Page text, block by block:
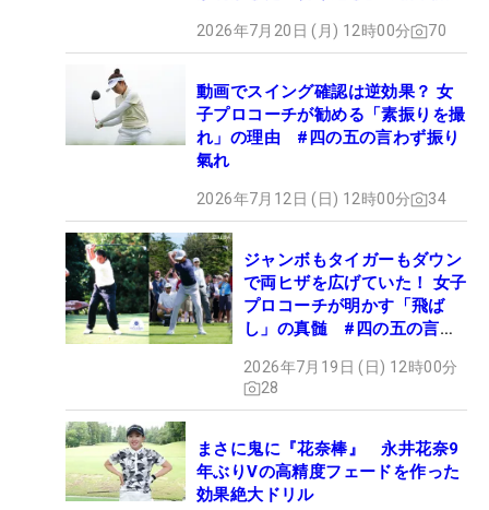
2026年7月20日 (月) 12時00分 70
動画でスイング確認は逆効果？ 女
子プロコーチが勧める「素振りを撮
れ」の理由 #四の五の言わず振り
氣れ
2026年7月12日 (日) 12時00分 34
ジャンボもタイガーもダウン
で両ヒザを広げていた！ 女子
プロコーチが明かす「飛ば
し」の真髄 #四の五の言わ
2026年7月19日 (日) 12時00分
28
まさに鬼に『花奈棒』 永井花奈9
年ぶりVの高精度フェードを作った
効果絶大ドリル